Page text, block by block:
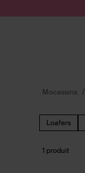
Mocassins
Loafers
1 produit